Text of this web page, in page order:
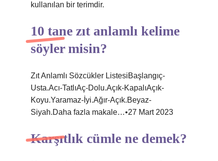
kullanılan bir terimdir.
10 tane zıt anlamlı kelime
söyler misin?
Zıt Anlamlı Sözcükler ListesiBaşlangıç-
Usta.Acı-TatlıAç-Dolu.Açık-KapalıAçık-
Koyu.Yaramaz-İyi.Ağır-Açık.Beyaz-
Siyah.Daha fazla makale…•27 Mart 2023
Karşıtlık cümle ne demek?